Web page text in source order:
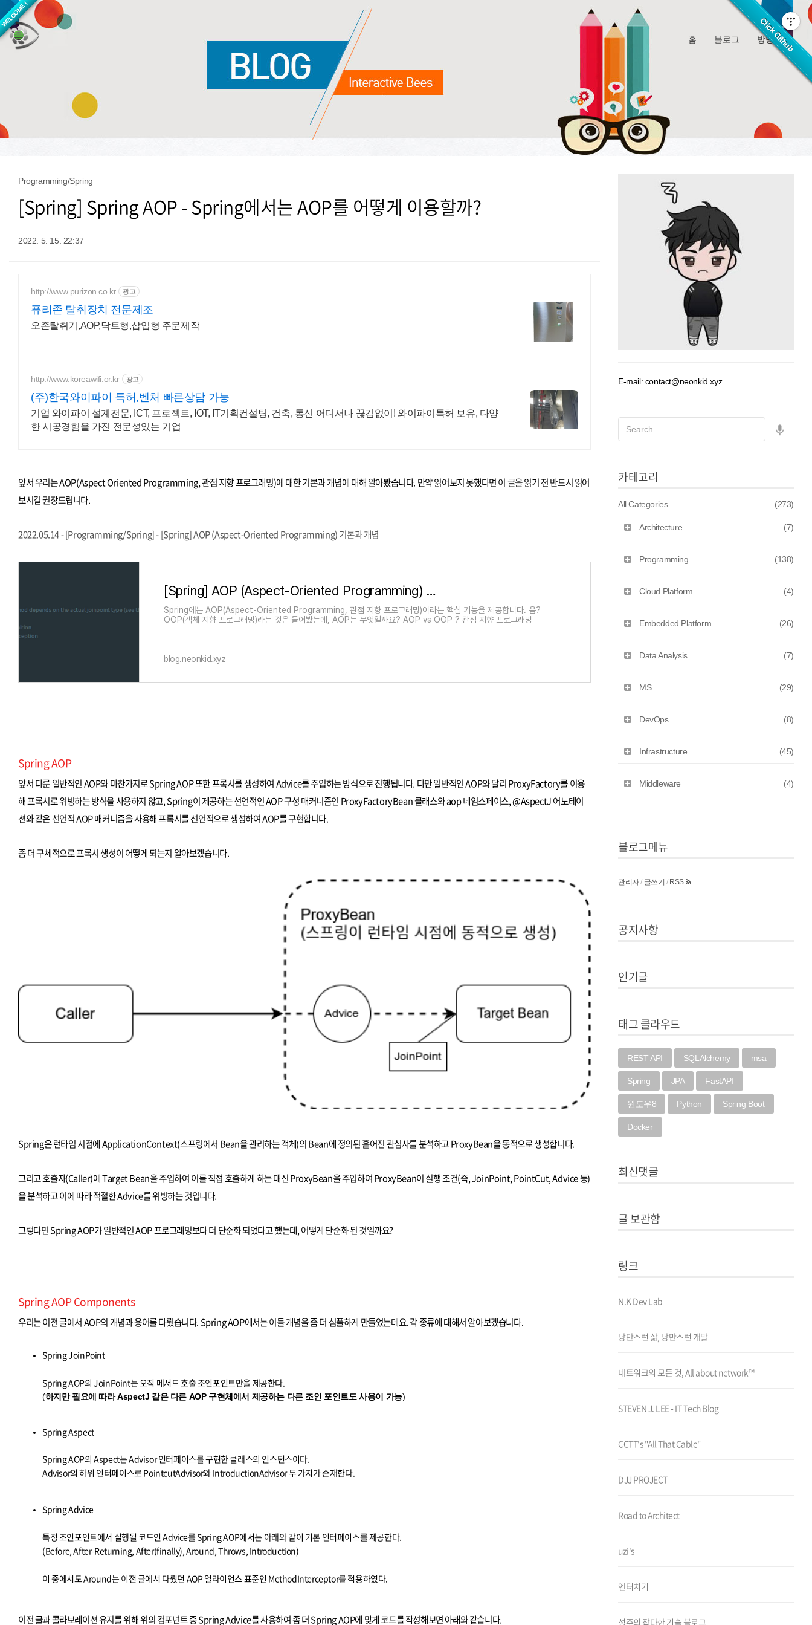
WELCOME !
홈 블로그 방명록
Programming/Spring
[Spring] Spring AOP - Spring에서는 AOP를 어떻게 이용할까?
2022. 5. 15. 22:37
http://www.purizon.co.kr 광고
퓨리존 탈취장치 전문제조
오존탈취기,AOP,닥트형,삽입형 주문제작
http://www.koreawifi.or.kr 광고
(주)한국와이파이 특허,벤처 빠른상담 가능
기업 와이파이 설계전문, ICT, 프로젝트, IOT, IT기획컨설팅, 건축, 통신 어디서나 끊김없이! 와이파이특허 보유, 다양
한 시공경험을 가진 전문성있는 기업
앞서 우리는 AOP(Aspect Oriented Programming, 관점 지향 프로그래밍)에 대한 기본과 개념에 대해 알아봤습니다. 만약 읽어보지 못했다면 이 글을 읽기 전 반드시 읽어
보시길 권장드립니다.
2022.05.14 - [Programming/Spring] - [Spring] AOP (Aspect-Oriented Programming) 기본과 개념
[Spring] AOP (Aspect-Oriented Programming) 기본과 개념
Spring에는 AOP(Aspect-Oriented Programming, 관점 지향 프로그래밍)이라는 핵심 기능을 제공합니다. 음?
OOP(객체 지향 프로그래밍)라는 것은 들어봤는데, AOP는 무엇일까요? AOP vs OOP ? 관점 지향 프로그래밍
blog.neonkid.xyz
Spring AOP
앞서 다룬 일반적인 AOP와 마찬가지로 Spring AOP 또한 프록시를 생성하여 Advice를 주입하는 방식으로 진행됩니다. 다만 일반적인 AOP와 달리 ProxyFactory를 이용
해 프록시로 위빙하는 방식을 사용하지 않고, Spring이 제공하는 선언적인 AOP 구성 매커니즘인 ProxyFactoryBean 클래스와 aop 네임스페이스, @AspectJ 어노테이
션와 같은 선언적 AOP 매커니즘을 사용해 프록시를 선언적으로 생성하여 AOP를 구현합니다.
좀 더 구체적으로 프록시 생성이 어떻게 되는지 알아보겠습니다.
Spring은 런타임 시점에 ApplicationContext(스프링에서 Bean을 관리하는 객체)의 Bean에 정의된 흩어진 관심사를 분석하고 ProxyBean을 동적으로 생성합니다.
그리고 호출자(Caller)에 Target Bean을 주입하여 이를 직접 호출하게 하는 대신 ProxyBean을 주입하여 ProxyBean이 실행 조건(즉, JoinPoint, PointCut, Advice 등)
을 분석하고 이에 따라 적절한 Advice를 위빙하는 것입니다.
그렇다면 Spring AOP가 일반적인 AOP 프로그래밍보다 더 단순화 되었다고 했는데, 어떻게 단순화 된 것일까요?
Spring AOP Components
우리는 이전 글에서 AOP의 개념과 용어를 다뤘습니다. Spring AOP에서는 이들 개념을 좀 더 심플하게 만들었는데요. 각 종류에 대해서 알아보겠습니다.
Spring JoinPoint
Spring AOP의 JoinPoint는 오직 메서드 호출 조인포인트만을 제공한다.
(하지만 필요에 따라 AspectJ 같은 다른 AOP 구현체에서 제공하는 다른 조인 포인트도 사용이 가능)
Spring Aspect
Spring AOP의 Aspect는 Advisor 인터페이스를 구현한 클래스의 인스턴스이다.
Advisor의 하위 인터페이스로 PointcutAdvisor와 IntroductionAdvisor 두 가지가 존재한다.
Spring Advice
특정 조인포인트에서 실행될 코드인 Advice를 Spring AOP에서는 아래와 같이 기본 인터페이스를 제공한다.
(Before, After-Returning, After(finally), Around, Throws, Introduction)
이 중에서도 Around는 이전 글에서 다뤘던 AOP 얼라이언스 표준인 MethodInterceptor를 적용하였다.
이전 글과 콜라보레이션 유지를 위해 위의 컴포넌트 중 Spring Advice를 사용하여 좀 더 Spring AOP에 맞게 코드를 작성해보면 아래와 같습니다.
E-mail: contact@neonkid.xyz
카테고리
All Categories (273)
Architecture (7)
Programming (138)
Cloud Platform (4)
Embedded Platform (26)
Data Analysis (7)
MS (29)
DevOps (8)
Infrastructure (45)
Middleware (4)
블로그메뉴
관리자/ 글쓰기 / RSS
공지사항
인기글
태그 클라우드
REST API SQLAlchemy msa
Spring JPA FastAPI
윈도우8 Python Spring Boot
Docker
최신댓글
글 보관함
링크
N.K Dev Lab
낭만스런 삶, 낭만스런 개발
네트워크의 모든 것, All about network™
STEVEN J. LEE - IT Tech Blog
CCTT's "All That Cable"
DJJ PROJECT
Road to Architect
uzi's
엔터치기
성주의 잡다한 기술 블로그